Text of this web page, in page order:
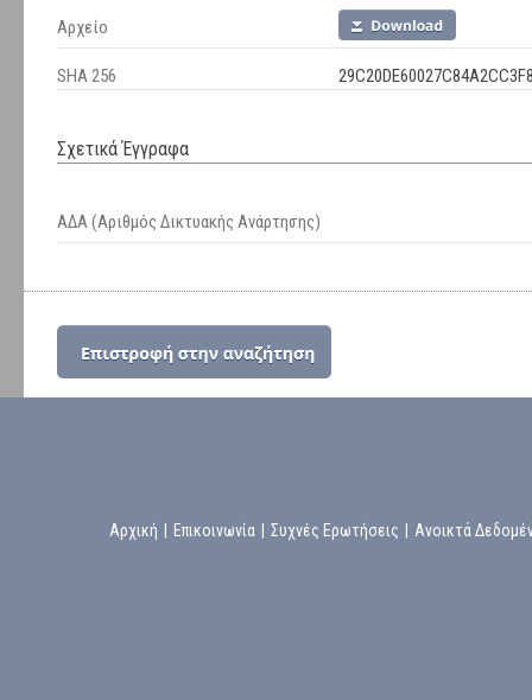
Αρχείο
SHA 256
Σχετικά Έγγραφα
ΑΔΑ (Αριθμός Δικτυακής Ανάρτησης)
Αρχική Επικοινωνία Συχνές Ερωτήσεις Ανοικτά